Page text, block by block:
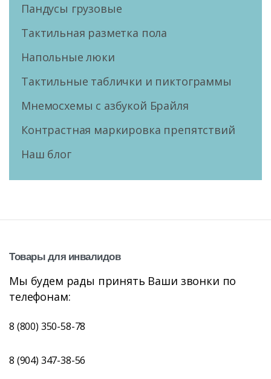
Пандусы грузовые
Тактильная разметка пола
Напольные люки
Тактильные таблички и пиктограммы
Мнемосхемы с азбукой Брайля
Контрастная маркировка препятствий
Наш блог
Товарыдля инвалидов
Мы будем рады принять Ваши звонки по
телефонам:
8 (800) 350-58-78
8 (904) 347-38-56